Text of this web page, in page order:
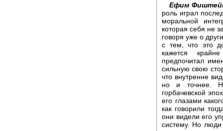
Ефим
роль играл
моральной
которая себя не
говоря уже о
с тем, что это
кажется
предпочитал
сильную свою
что внутренне
но и точнее.
горбачевской
его глазами
как говорили
они видели его
систему. Но